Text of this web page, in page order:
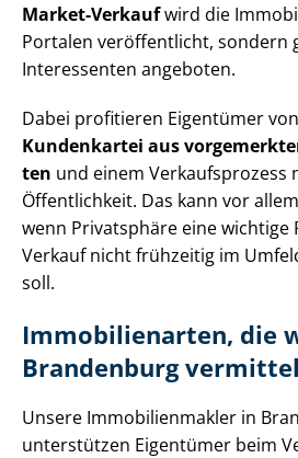
Market-Verkaufwird die
Portalen veröffentlicht, sondern
Interessenten angeboten.
Dabei profitieren Eigentümer
Kundenkartei aus
ten und einem Verkaufsprozess
Öffentlichkeit. Das kann vor
wenn Privatsphäre eine wichtige
Verkauf nicht frühzeitig im
soll.
Immobilienarten, die
Brandenburg
Unsere Im­mo­bi­li­en­mak­ler in
unterstützen Eigentümer beim